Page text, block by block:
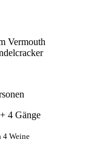
Vermouth
4 Gänge
4 Weine